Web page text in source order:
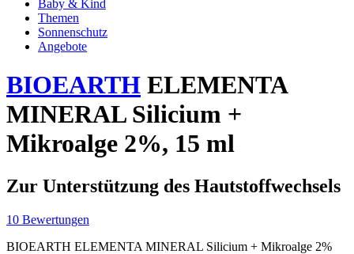
Baby & Kind
Themen
Sonnenschutz
Angebote
BIOEARTH ELEMENTA
MINERAL Silicium +
Mikroalge 2%, 15 ml
Zur Unterstützung des Hautstoffwechsels
10 Bewertungen
BIOEARTH ELEMENTA MINERAL Silicium + Mikroalge 2%